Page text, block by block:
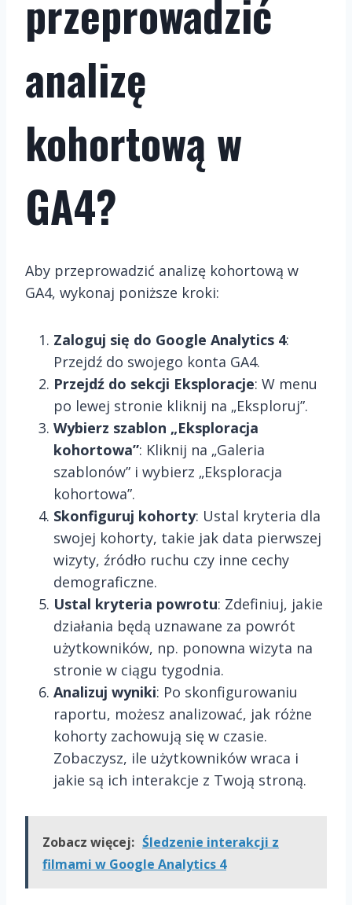
przeprowadzić
analizę
kohortową w
GA4?
Aby przeprowadzić analizę kohortową w
GA4, wykonaj poniższe kroki:
Zaloguj się do Google Analytics 4:
Przejdź do swojego konta GA4.
Przejdź do sekcji Eksploracje: W menu
po lewej stronie kliknij na „Eksploruj”.
Wybierz szablon „Eksploracja
kohortowa”: Kliknij na „Galeria
szablonów” i wybierz „Eksploracja
kohortowa”.
Skonfiguruj kohorty: Ustal kryteria dla
swojej kohorty, takie jak data pierwszej
wizyty, źródło ruchu czy inne cechy
demograficzne.
Ustal kryteria powrotu: Zdefiniuj, jakie
działania będą uznawane za powrót
użytkowników, np. ponowna wizyta na
stronie w ciągu tygodnia.
Analizuj wyniki: Po skonfigurowaniu
raportu, możesz analizować, jak różne
kohorty zachowują się w czasie.
Zobaczysz, ile użytkowników wraca i
jakie są ich interakcje z Twoją stroną.
Zobacz więcej: Śledzenie interakcji z
filmami w Google Analytics 4